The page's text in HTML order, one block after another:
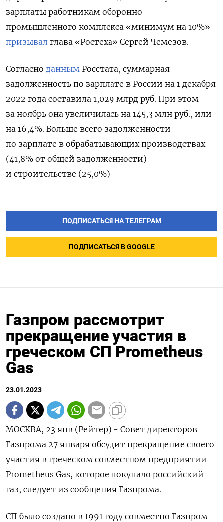
зарплаты работникам оборонно-
промышленного комплекса «минимум на 10%»
призывал глава «Ростеха» Сергей Чемезов.
Согласно данным Росстата, суммарная
задолженность по зарплате в России на 1 декабря
2022 года составила 1,029 млрд руб. При этом
за ноябрь она увеличилась на 145,3 млн руб., или
на 16,4%. Больше всего задолженности
по зарплате в обрабатывающих производствах
(41,8% от общей задолженности)
и строительстве (25,0%).
ПОДПИСАТЬСЯ НА ТЕЛЕГРАМ
ПОДПИСАТЬСЯ В GOOGLE
Газпром рассмотрит
прекращение участия в
греческом СП Prometheus
Gas
23.01.2023
МОСКВА, 23 янв (Рейтер) - Совет директоров
Газпрома 27 января обсудит прекращение своего
участия в греческом совместном предприятии
Prometheus Gas, которое покупало российский
газ, следует из сообщения Газпрома.
СП было создано в 1991 году совместно Газпром